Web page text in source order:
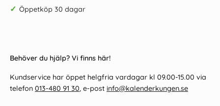
✓ Öppetköp 30 dagar
Behöver du hjälp? Vi finns här!
Kundservice har öppet helgfria vardagar kl 09.00-15.00 via
telefon 013-480 91 30, e-post info@kalenderkungen.se